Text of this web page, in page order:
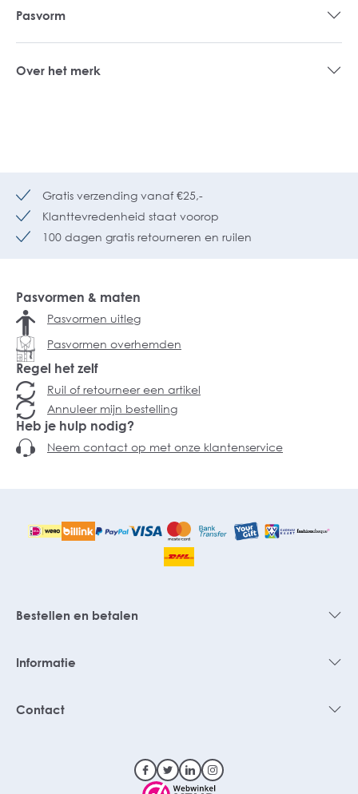
Pasvorm
Over het merk
Gratis verzending vanaf €25,-
Klanttevredenheid staat voorop
100 dagen gratis retourneren en ruilen
Pasvormen & maten
Pasvormen uitleg
Pasvormen overhemden
Regel het zelf
Ruil of retourneer een artikel
Annuleer mijn bestelling
Heb je hulp nodig?
Neem contact op met onze klantenservice
Bestellen en betalen
Informatie
Contact